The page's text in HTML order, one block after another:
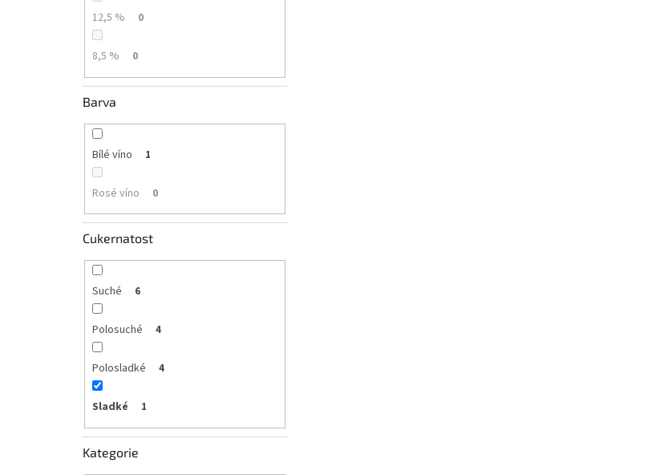
12,5 % 0
8,5 % 0
Barva
Bílé víno 1
Rosé víno 0
Cukernatost
Suché 6
Polosuché 4
Polosladké 4
Sladké 1
Kategorie